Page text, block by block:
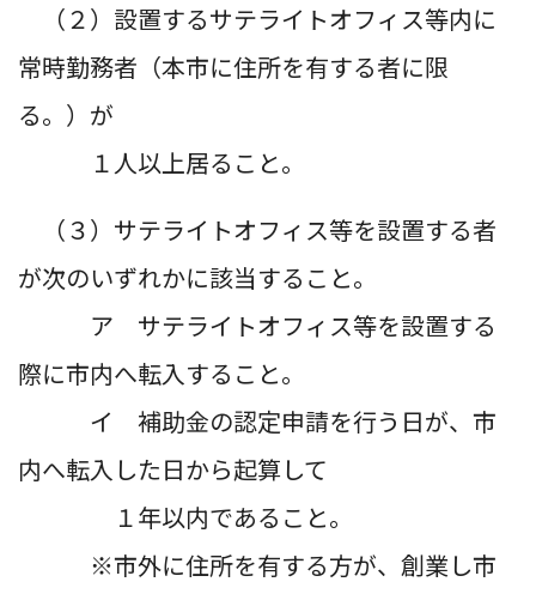
（２）設置するサテライトオフィス等内に
常時勤務者（本市に住所を有する者に限
る。）が
１人以上居ること。
（３）サテライトオフィス等を設置する者
が次のいずれかに該当すること。
ア サテライトオフィス等を設置する
際に市内へ転入すること。
イ 補助金の認定申請を行う日が、市
内へ転入した日から起算して
１年以内であること。
※市外に住所を有する方が、創業し市